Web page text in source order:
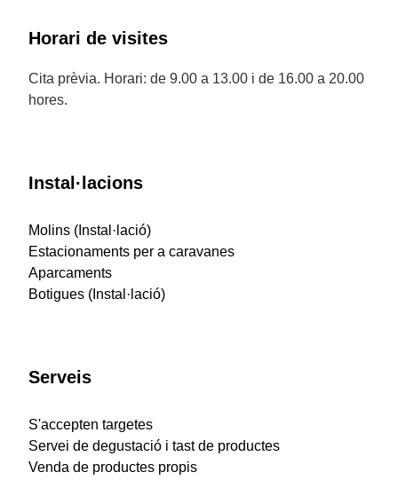
Horari de visites
Cita prèvia. Horari: de 9.00 a 13.00 i de 16.00 a 20.00
hores.
Instal·lacions
Molins (Instal·lació)
Estacionaments per a caravanes
Aparcaments
Botigues (Instal·lació)
Serveis
S'accepten targetes
Servei de degustació i tast de productes
Venda de productes propis